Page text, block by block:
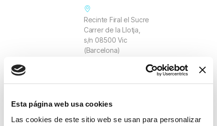
Esta página web usa cookies
Las cookies de este sitio web se usan para personalizar
Recinte Firal el Sucre
Carrer de la Llotja,
s/n 08500 Vic
(Barcelona)